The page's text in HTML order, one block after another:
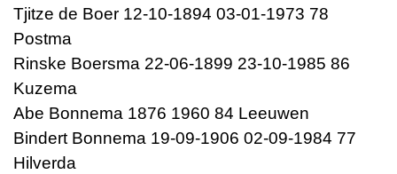
Tjitze de Boer 12-10-1894 03-01-1973 78
Postma
Rinske Boersma 22-06-1899 23-10-1985 86
Kuzema
Abe Bonnema 1876 1960 84 Leeuwen
Bindert Bonnema 19-09-1906 02-09-1984 77
Hilverda